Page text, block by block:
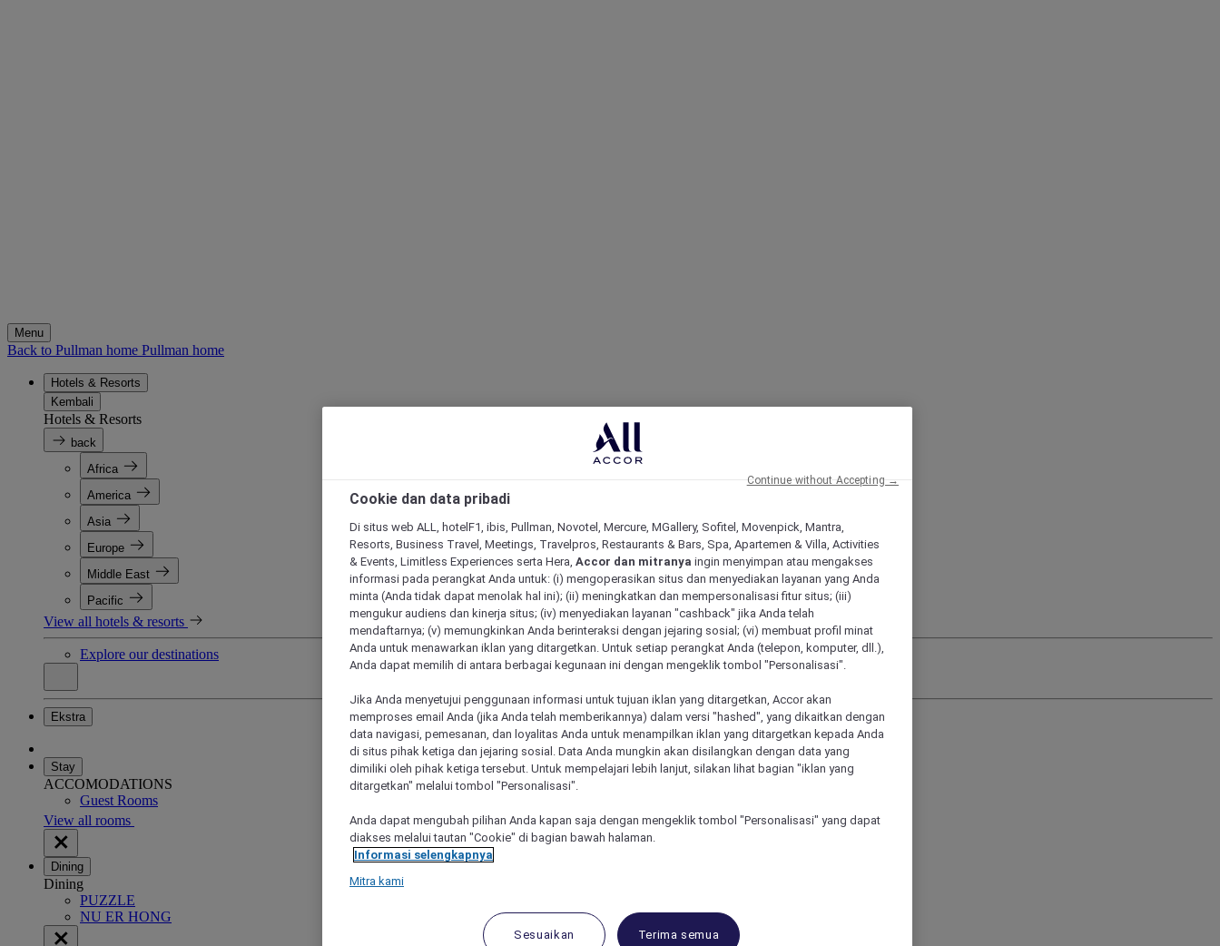
Menu
Back to Pullman home Pullman home
Hotels & Resorts
Kembali
Hotels & Resorts
back
Africa
America
Asia
Europe
Middle East
Pacific
View all hotels & resorts
Explore our destinations
Ekstra
Stay
ACCOMODATIONS
Guest Rooms
View all rooms
Dining
Dining
PUZZLE
NU ER HONG
Cookie dan data pribadi
Di situs web ALL, hotelF1, ibis, Pullman, Novotel, Mercure, MGallery, Sofitel, Movenpick, Mantra,
Resorts, Business Travel, Meetings, Travelpros, Restaurants & Bars, Spa, Apartemen & Villa, Activities
& Events, Limitless Experiences serta Hera, Accor dan mitranya ingin menyimpan atau mengakses
informasi pada perangkat Anda untuk: (i) mengoperasikan situs dan menyediakan layanan yang Anda
minta (Anda tidak dapat menolak hal ini); (ii) meningkatkan dan mempersonalisasi fitur situs; (iii)
mengukur audiens dan kinerja situs; (iv) menyediakan layanan "cashback" jika Anda telah
mendaftarnya; (v) memungkinkan Anda berinteraksi dengan jejaring sosial; (vi) membuat profil minat
Anda untuk menawarkan iklan yang ditargetkan. Untuk setiap perangkat Anda (telepon, komputer, dll.),
Anda dapat memilih di antara berbagai kegunaan ini dengan mengeklik tombol "Personalisasi".
Jika Anda menyetujui penggunaan informasi untuk tujuan iklan yang ditargetkan, Accor akan
memproses email Anda (jika Anda telah memberikannya) dalam versi "hashed", yang dikaitkan dengan
data navigasi, pemesanan, dan loyalitas Anda untuk menampilkan iklan yang ditargetkan kepada Anda
di situs pihak ketiga dan jejaring sosial. Data Anda mungkin akan disilangkan dengan data yang
dimiliki oleh pihak ketiga tersebut. Untuk mempelajari lebih lanjut, silakan lihat bagian "iklan yang
ditargetkan" melalui tombol "Personalisasi".
Anda dapat mengubah pilihan Anda kapan saja dengan mengeklik tombol "Personalisasi" yang dapat
diakses melalui tautan "Cookie" di bagian bawah halaman.
Informasi selengkapnya
Mitra kami
Sesuaikan Terima semua
Continue without Accepting →